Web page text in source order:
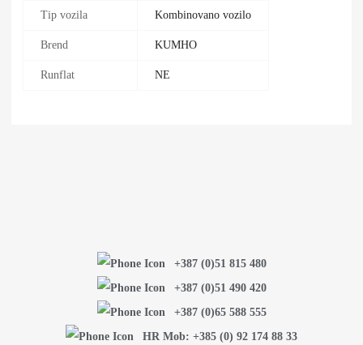
Tip vozila Kombinovano vozilo
Brend KUMHO
Runflat NE
+387 (0)51 815 480
+387 (0)51 490 420
+387 (0)65 588 555
HR Mob: +385 (0) 92 174 88 33